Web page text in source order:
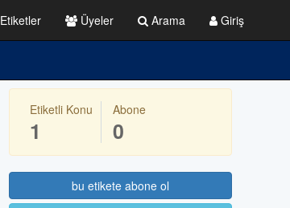
Etiketler Üyeler Arama Giriş
Etiketli Konu
1
Abone
0
bu etikete abone ol